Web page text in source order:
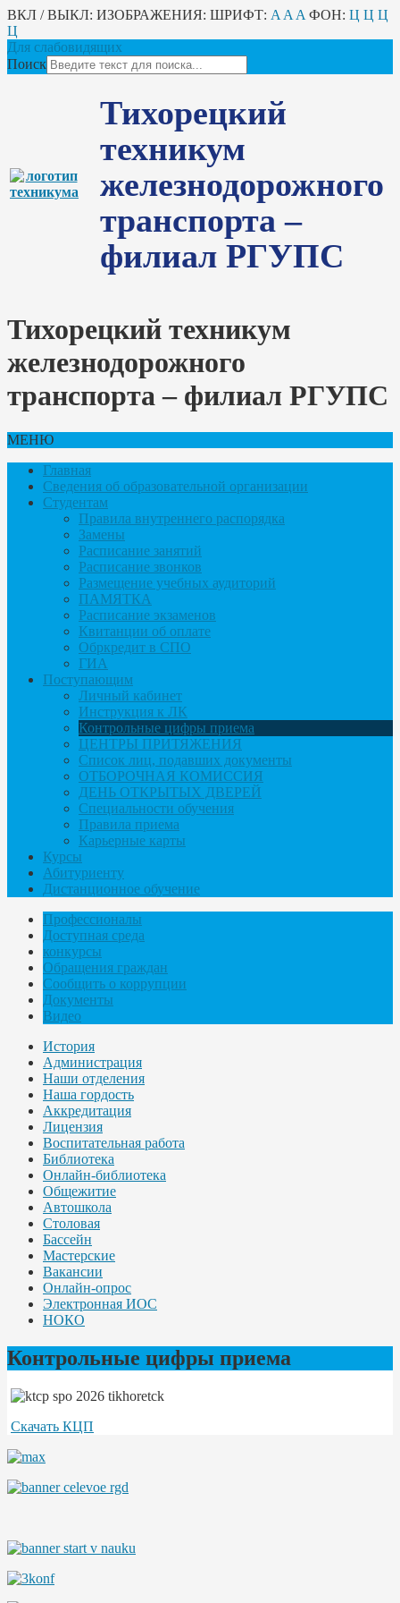
ВКЛ / ВЫКЛ: ИЗОБРАЖЕНИЯ: ШРИФТ: A A A ФОН: Ц Ц Ц
Ц
Для слабовидящих
Поиск
Тихорецкий
техникум
железнодорожного
транспорта –
филиал РГУПС
Тихорецкий техникум
железнодорожного
транспорта – филиал РГУПС
МЕНЮ
Главная
Сведения об образовательной организации
Студентам
Правила внутреннего распорядка
Замены
Расписание занятий
Расписание звонков
Размещение учебных аудиторий
ПАМЯТКА
Расписание экзаменов
Квитанции об оплате
Обркредит в СПО
ГИА
Поступающим
Личный кабинет
Инструкция к ЛК
Контрольные цифры приема
ЦЕНТРЫ ПРИТЯЖЕНИЯ
Список лиц, подавших документы
ОТБОРОЧНАЯ КОМИССИЯ
ДЕНЬ ОТКРЫТЫХ ДВЕРЕЙ
Специальности обучения
Правила приема
Карьерные карты
Курсы
Абитуриенту
Дистанционное обучение
Профессионалы
Доступная среда
конкурсы
Обращения граждан
Сообщить о коррупции
Документы
Видео
История
Администрация
Наши отделения
Наша гордость
Аккредитация
Лицензия
Воспитательная работа
Библиотека
Онлайн-библиотека
Общежитие
Автошкола
Столовая
Бассейн
Мастерские
Вакансии
Онлайн-опрос
Электронная ИОС
НОКО
Контрольные цифры приема
Скачать КЦП